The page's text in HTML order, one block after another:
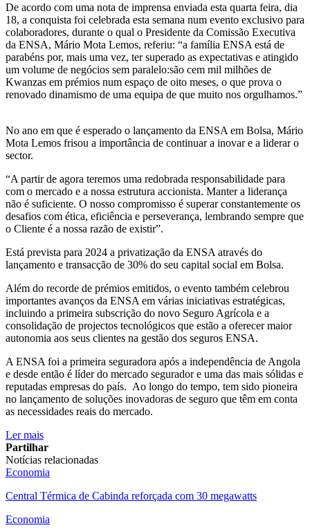
De acordo com uma nota de imprensa enviada esta quarta feira, dia
18, a conquista foi celebrada esta semana num evento exclusivo para
colaboradores, durante o qual o Presidente da Comissão Executiva
da ENSA, Mário Mota Lemos, referiu: “a família ENSA está de
parabéns por, mais uma vez, ter superado as expectativas e atingido
um volume de negócios sem paralelo:são cem mil milhões de
Kwanzas em prémios num espaço de oito meses, o que prova o
renovado dinamismo de uma equipa de que muito nos orgulhamos.”
No ano em que é esperado o lançamento da ENSA em Bolsa, Mário
Mota Lemos frisou a importância de continuar a inovar e a liderar o
sector.
“A partir de agora teremos uma redobrada responsabilidade para
com o mercado e a nossa estrutura accionista. Manter a liderança
não é suficiente. O nosso compromisso é superar constantemente os
desafios com ética, eficiência e perseverança, lembrando sempre que
o Cliente é a nossa razão de existir”.
Está prevista para 2024 a privatização da ENSA através do
lançamento e transacção de 30% do seu capital social em Bolsa.
Além do recorde de prémios emitidos, o evento também celebrou
importantes avanços da ENSA em várias iniciativas estratégicas,
incluindo a primeira subscrição do novo Seguro Agrícola e a
consolidação de projectos tecnológicos que estão a oferecer maior
autonomia aos seus clientes na gestão dos seguros ENSA.
A ENSA foi a primeira seguradora após a independência de Angola
e desde então é líder do mercado segurador e uma das mais sólidas e
reputadas empresas do país. Ao longo do tempo, tem sido pioneira
no lançamento de soluções inovadoras de seguro que têm em conta
as necessidades reais do mercado.
Ler mais
Partilhar
Notícias relacionadas
Economia
Central Térmica de Cabinda reforçada com 30 megawatts
Economia